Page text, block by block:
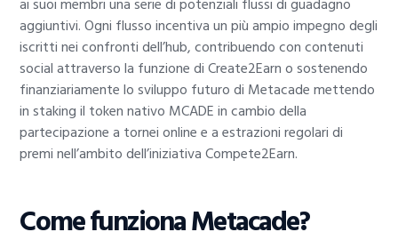
aggiuntivi. Ogni flusso incentiva un più ampio impegno degli
iscritti nei confronti dell’hub, contribuendo con contenuti
social attraverso la funzione di Create2Earn o sostenendo
finanziariamente lo sviluppo futuro di Metacade mettendo
in staking il token nativo MCADE in cambio della
partecipazione a tornei online e a estrazioni regolari di
premi nell’ambito dell’iniziativa Compete2Earn.
Come funziona Metacade?